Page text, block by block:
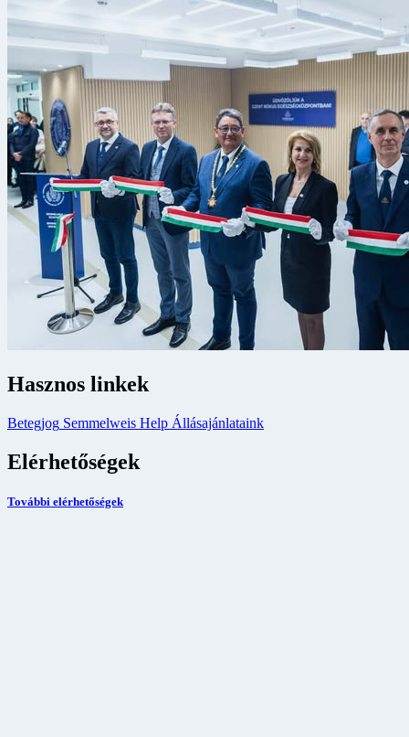
Hasznos linkek
Betegjog Semmelweis Help Állásajánlataink
Elérhetőségek
További elérhetőségek